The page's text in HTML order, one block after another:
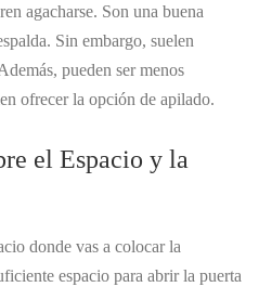
agacharse. Son una buena
Sin embargo, suelen
pueden ser menos
ofrecer la opción de apilado.
el Espacio y la
donde vas a colocar la
espacio para abrir la puerta